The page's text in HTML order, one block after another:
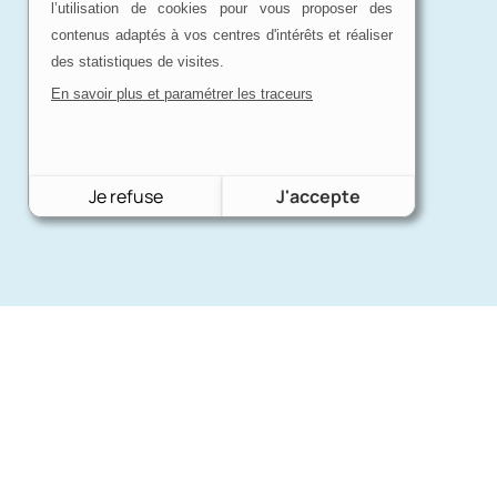
l’utilisation de cookies pour vous proposer des
contenus adaptés à vos centres d'intérêts et réaliser
des statistiques de visites.
En savoir plus et paramétrer les traceurs
Je refuse J'accepte